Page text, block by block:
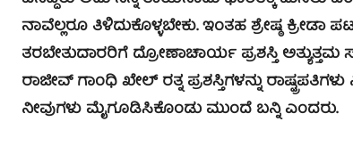
ನಾವೆಲ್ಲರೂ ತಿಳಿದುಕೊಳ್ಳಬೇಕು. ಇಂತಹ ಶ್ರೇಷ್ಠ
ತರಬೇತುದಾರರಿಗೆ ದ್ರೋಣಾಚಾರ್ಯ ಪ್ರಶಸ್ತಿ
ರಾಜೀವ್ ಗಾಂಧಿ ಖೇಲ್ ರತ್ನ ಪ್ರಶಸ್ತಿಗಳನ್ನು
ನೀವುಗಳು ಮೈಗೂಡಿಸಿಕೊಂಡು ಮುಂದೆ ಬನ್ನಿ ಎಂದರು.